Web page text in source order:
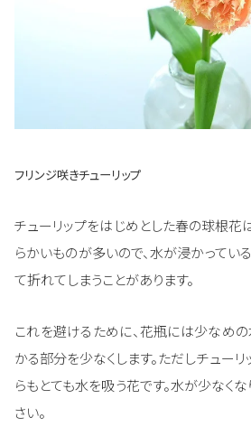
フリンジ咲きチューリップ
チューリップをはじめとした春の球根花
らかいものが多いので、水が浸かってい
て折れてしまうことがあります。
これを避けるために、花瓶には少なめ
かる部分を少なくします。ただしチューリ
らもとても水を吸う花です。水が少なく
さい。